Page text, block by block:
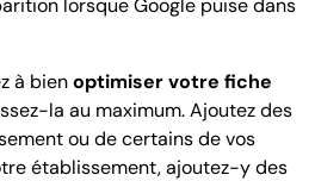
lorsque Google puise dans
à bienoptimiser votre fiche
la au maximum. Ajoutez des
ou de certains de vos
établissement, ajoutez-y des